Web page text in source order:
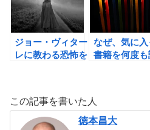
ジョー・ヴィター
レに教わる恐怖を
評
なぜ、気に入
書籍を何度
この記事を書いた人
徳本昌大